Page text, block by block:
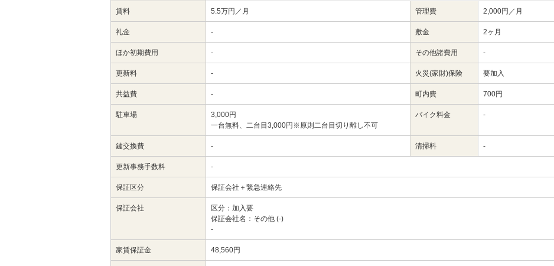
賃料 5.5万円／月 管理費 2,000円／月
礼金 - 敷金 2ヶ月
ほか初期費用 - その他諸費用 -
更新料 - 火災(家財)保険 要加入
共益費 - 町内費 700円
駐車場
3,000円
一台無料、二台目3,000円※原則二台目切り離し不可
バイク料金 -
鍵交換費 - 清掃料 -
更新事務手数料 -
保証区分 保証会社＋緊急連絡先
保証会社
区分：加入要
保証会社名：その他 (-)
-
家賃保証金 48,560円